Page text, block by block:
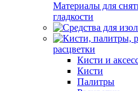
Материалы для
гладкости
расцветки
Кисти и
Кисти
Палитры